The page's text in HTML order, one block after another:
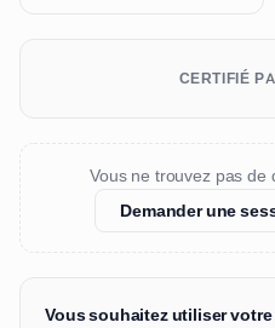
CERTIFIÉ
Vous ne trouvez pas de
Demander une
Vous souhaitez utiliser votre